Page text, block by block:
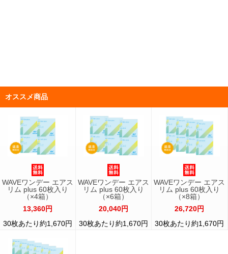
オススメ商品
WAVEワンデー エアス
リム plus 60枚入り
（×4箱）
13,360円
30枚あたり約1,670円
WAVEワンデー エアス
リム plus 60枚入り
（×6箱）
20,040円
30枚あたり約1,670円
WAVEワンデー エアス
リム plus 60枚入り
（×8箱）
26,720円
30枚あたり約1,670円